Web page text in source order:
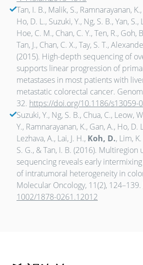
Tan, I. B., Malik, S., Ramnarayanan,
Ho, D. L., Suzuki, Y., Ng, S. B., Yan, S.,
Hoe, C. M., Chan, C. Y., Ten, R., Goh,
Tan, J., Chan, C. X., Tay, S. T.,
(2015). High-depth sequencing of
supports linear progression of
metastases in most patients with
metastatic colorectal cancer.
32. https://doi.org/10.1186/s13059-
Suzuki, Y., Ng, S. B., Chua, C., Leow,
Y., Ramnarayanan, K., Gan, A., Ho, D.
Lezhava, A., Lai, J. H., Koh, D., Lim,
S. G., & Tan, I. B. (2016). Multiregion
sequencing reveals early
of intratumoral heterogeneity in
Molecular Oncology, 11(2), 124–139.
1002/1878-0261.12012